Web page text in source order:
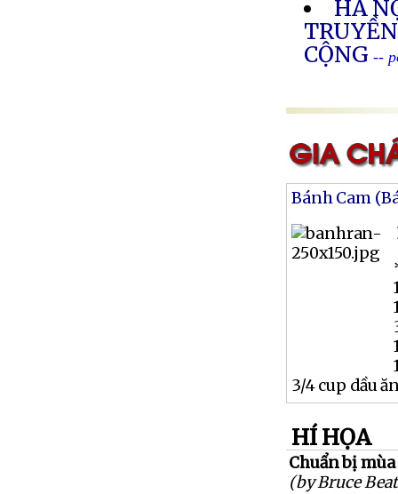
HÀ
CỘNG--
Bánh Cam
3/4 cup dầu
HÍ HỌA
Chuẩn bị
(by Bruce